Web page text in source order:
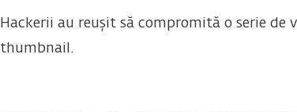
Hackerii au reușit să compromită o serie
thumbnail.